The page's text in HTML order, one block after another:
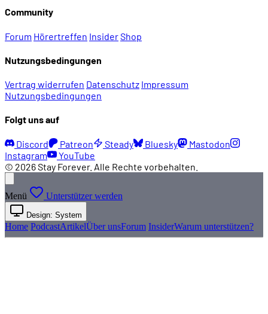
Community
Forum Hörertreffen InsiderShop
Nutzungsbedingungen
Vertrag widerrufen Datenschutz Impressum
Nutzungsbedingungen
Folgt uns auf
Discord Patreon Steady Bluesky
Mastodon
Instagram
YouTube
© 2026 Stay Forever. Alle Rechte vorbehalten.
Menü Unterstützer werden
Design: System
Home PodcastArtikelÜber unsForum InsiderWarum unterstützen?